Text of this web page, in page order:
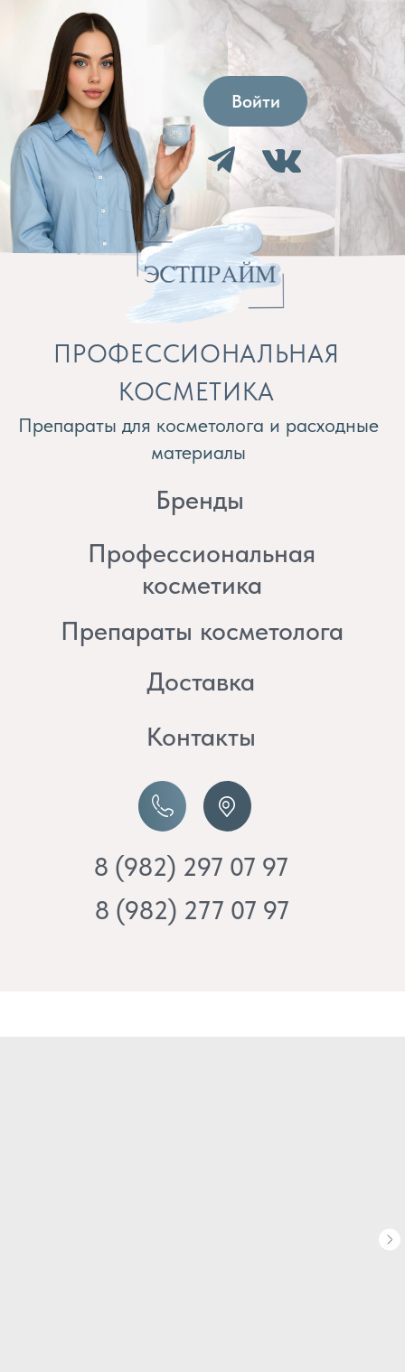
Препараты для косметолога и расходные
материалы
8 (982) 297 07 97
ПРОФЕССИОНАЛЬНАЯ
КОСМЕТИКА
Бренды
Профессиональная
Препараты косметолога
Доставка
8 (982) 277 07 97